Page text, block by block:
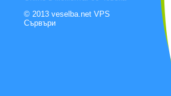
© 2013 veselba.net VPS
Сървъри